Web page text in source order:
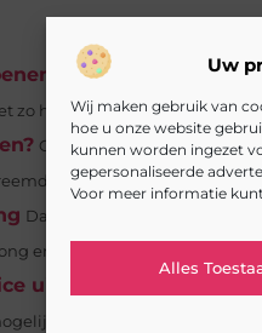
Uw
Wij maken gebruik van
hoe u onze website
kunnen worden ingezet
gepersonaliseerde
Voor meer informatie
Alles
die jouw werkdag
zo hard werkt als jij. Moderne
Ga je verhuizen in of naar
Dalfsen heeft een heleboel
en oud. Of je nu op zoek...
uit zeist inschakelen
vanaf. U kunt het beste